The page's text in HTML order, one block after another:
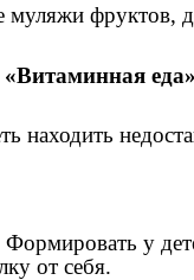
муляжи фруктов,
«Витаминная еда»
находить
Формировать у
от себя.